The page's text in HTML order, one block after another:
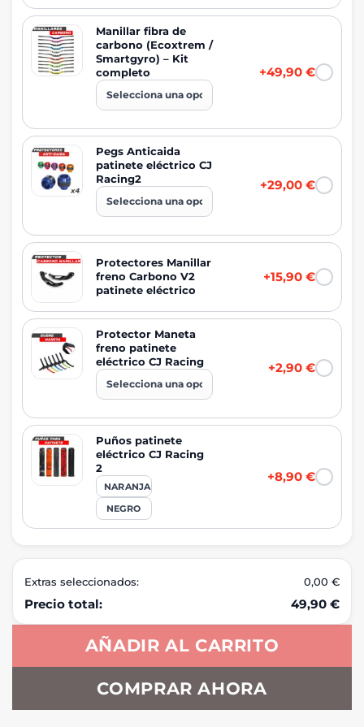
Manillar fibra de
carbono (Ecoxtrem /
Smartgyro) – Kit
completo
+49,90 €
Pegs Anticaida
patinete eléctrico CJ
Racing2
+29,00 €
Protectores Manillar
freno Carbono V2
patinete eléctrico
+15,90 €
Protector Maneta
freno patinete
eléctrico CJ Racing
+2,90 €
Puños patinete
eléctrico CJ Racing
2
NARANJA
NEGRO
+8,90 €
Extras seleccionados: 0,00 €
Precio total: 49,90 €
AÑADIR AL CARRITO
COMPRAR AHORA